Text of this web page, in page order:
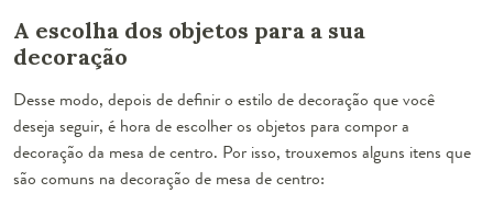
A escolha dos objetos para a sua
decoração
Desse modo, depois de definir o estilo de decoração que você
deseja seguir, é hora de escolher os objetos para compor a
decoração da mesa de centro. Por isso, trouxemos alguns itens que
são comuns na decoração de mesa de centro: